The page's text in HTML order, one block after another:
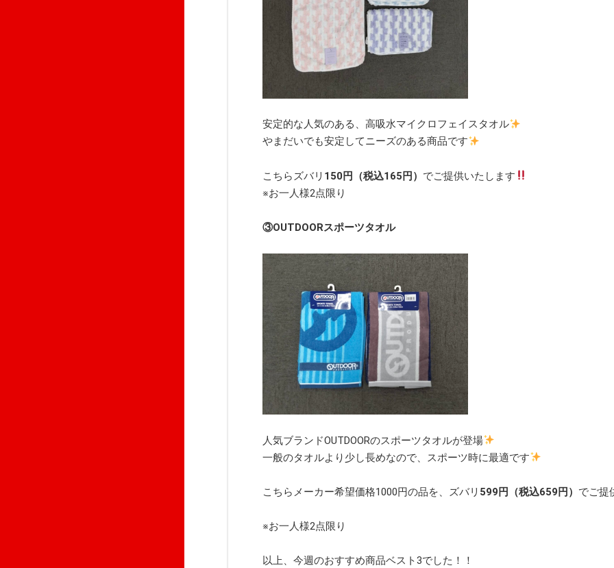
安定的な人気のある、高吸水マイクロフェイスタオル
やまだいでも安定してニーズのある商品です
こちらズバリ 150円（税込165 円） でご提供いたします
※お一人様2点限り
③OUTDOORスポーツタオル
人気ブランドOUTDOORのスポーツタオルが登場
一般のタオルより少し長めなので、スポーツ時に最適です
こちらメーカー希望価格1000円の品を、ズバリ 599円（税込659 円） でご提
※お一人様2点限り
以上、今週のおすすめ商品ベスト3でした！！